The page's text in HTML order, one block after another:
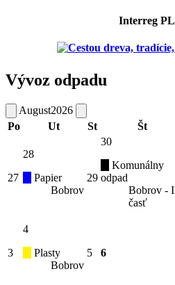
Interreg
Vývoz odpadu
August2026
Po
Ut St Št
27
28
Papier
Bobrov
29
30
Komunálny
odpad
Bobrov -
časť
3
4
Plasty
Bobrov
5 6